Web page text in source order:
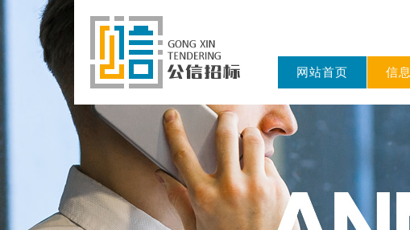
东公信招标
有限公司
网站首页 信